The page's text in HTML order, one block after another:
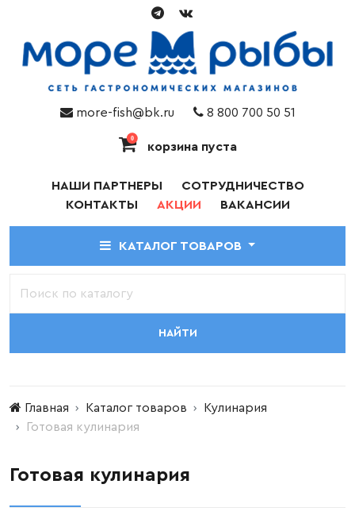
more-fish@bk.ru 8 800 700 50 51
0
корзина пуста
НАШИ ПАРТНЕРЫ
СОТРУДНИЧЕСТВО
КОНТАКТЫ
АКЦИИ ВАКАНСИИ
КАТАЛОГ ТОВАРОВ
НАЙТИ
Главная Каталог товаров
Кулинария
Готовая кулинария
Готовая кулинария